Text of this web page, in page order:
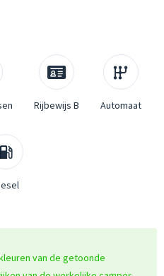
Rijbewijs B Automaat
van de getoonde